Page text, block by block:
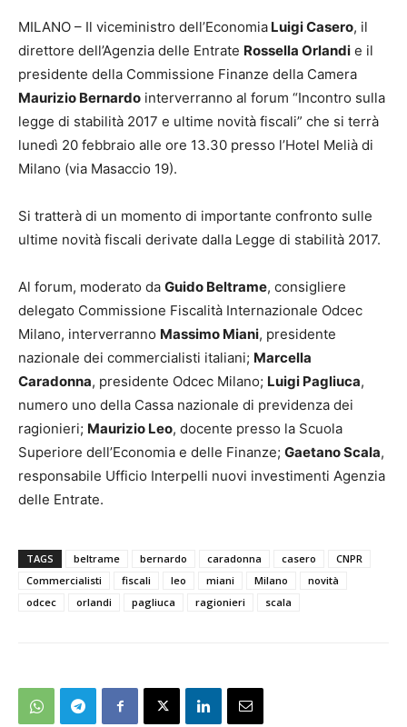
MILANO – Il viceministro dell’Economia Luigi Casero, il
direttore dell’Agenzia delle Entrate Rossella Orlandi e il
presidente della Commissione Finanze della Camera
Maurizio Bernardo interverranno al forum “Incontro sulla
legge di stabilità 2017 e ultime novità fiscali” che si terrà
lunedì 20 febbraio alle ore 13.30 presso l’Hotel Melià di
Milano (via Masaccio 19).
Si tratterà di un momento di importante confronto sulle
ultime novità fiscali derivate dalla Legge di stabilità 2017.
Al forum, moderato da Guido Beltrame, consigliere
delegato Commissione Fiscalità Internazionale Odcec
Milano, interverranno Massimo Miani, presidente
nazionale dei commercialisti italiani; Marcella
Caradonna, presidente Odcec Milano; Luigi Pagliuca,
numero uno della Cassa nazionale di previdenza dei
ragionieri; Maurizio Leo, docente presso la Scuola
Superiore dell’Economia e delle Finanze; Gaetano Scala,
responsabile Ufficio Interpelli nuovi investimenti Agenzia
delle Entrate.
TAGS beltrame bernardo caradonna casero
CNPR
Commercialisti
fiscali leo miani Milano
novità
odcec
orlandi pagliuca ragionieri scala